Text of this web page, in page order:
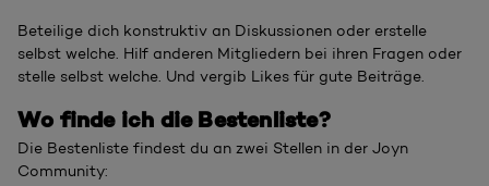
Beteilige dich konstruktiv an Diskussionen oder erstelle
selbst welche. Hilf anderen Mitgliedern bei ihren Fragen oder
stelle selbst welche. Und vergib Likes für gute Beiträge.
Wo finde ich die Bestenliste?
Die Bestenliste findest du an zwei Stellen in der Joyn
Community: